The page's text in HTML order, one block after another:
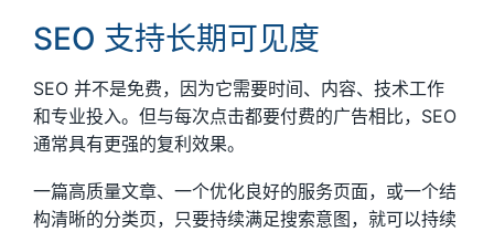
SEO 支持长期可见度
SEO 并不是免费，因为它需要时间、内容、技术工作
和专业投入。但与每次点击都要付费的广告相比，SEO
通常具有更强的复利效果。
一篇高质量文章、一个优化良好的服务页面，或一个结
构清晰的分类页，只要持续满足搜索意图，就可以持续